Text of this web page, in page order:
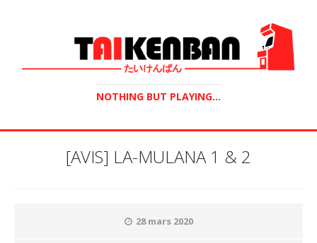
NOTHING BUT PLAYING...
[AVIS] LA-MULANA 1 & 2
28 mars 2020